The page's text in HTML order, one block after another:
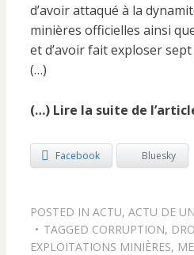
d’avoir attaqué à la
minières officielles ainsi
et d’avoir fait exploser
(…)
(…) Lire la suite de
Facebook Bluesky
POSTED IN ACTU, ACTU DE
TAGGED CORRUPTION,
EXPLOITATIONS MINIÈRES,